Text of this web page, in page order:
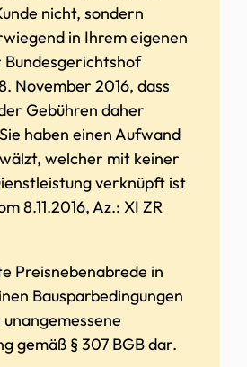
nicht, sondern
in Ihrem eigenen
Bundesgerichtshof
November 2016, dass
Gebühren daher
haben einen Aufwand
welcher mit keiner
verknüpft ist
8.11.2016, Az.: XI ZR
Preisnebenabrede in
Bausparbedingungen
gemäß § 307 BGB dar.